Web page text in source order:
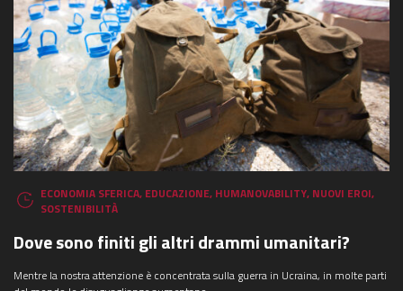
ECONOMIA SFERICA, EDUCAZIONE, HUMANOVABILITY, NUOVI EROI,
SOSTENIBILITÀ
Dove sono finiti gli altri drammi umanitari?
Mentre la nostra attenzione è concentrata sulla guerra in Ucraina, in molte parti